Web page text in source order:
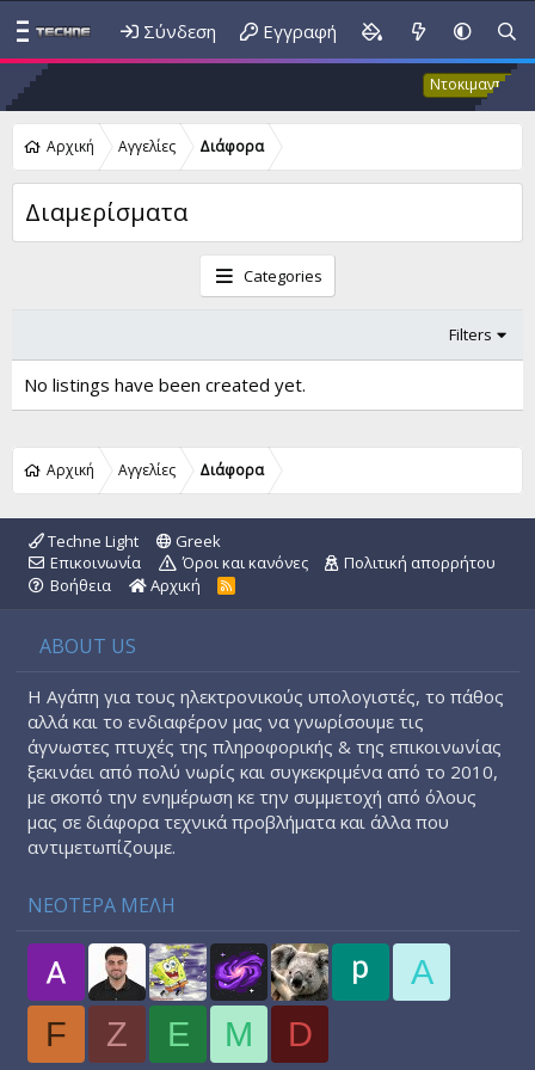
Σύνδεση Εγγραφή
Ντοκιμαντέρ
Αρχική Αγγελίες Διάφορα
Διαμερίσματα
Categories
Filters
No listings have been created yet.
Αρχική Αγγελίες Διάφορα
Techne Light
Greek
Επικοινωνία
Όροι και κανόνες
Πολιτική απορρήτου
Βοήθεια
Αρχική
R
ABOUT US
Η Αγάπη για τους ηλεκτρονικούς υπολογιστές, το πάθος
αλλά και το ενδιαφέρον μας να γνωρίσουμε τις
άγνωστες πτυχές της πληροφορικής & της επικοινωνίας
ξεκινάει από πολύ νωρίς και συγκεκριμένα από το 2010,
με σκοπό την ενημέρωση κε την συμμετοχή από όλους
μας σε διάφορα τεχνικά προβλήματα και άλλα που
αντιμετωπίζουμε.
ΝΕΟΤΕΡΑ ΜΕΛΗ
A
F
Z E M D